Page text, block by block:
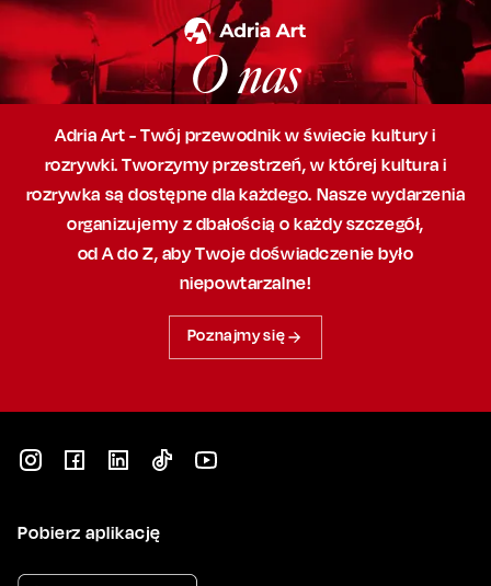
O nas
Adria Art - Twój przewodnik w świecie kultury i
rozrywki. Tworzymy przestrzeń,w której kultura i
rozrywka są dostępne dla każdego. Nasze wydarzenia
organizujemy z dbałością o każdy szczegół,
od A do Z, abyTwoje doświadczenie było
niepowtarzalne!
Poznajmy się
Pobierz aplikację